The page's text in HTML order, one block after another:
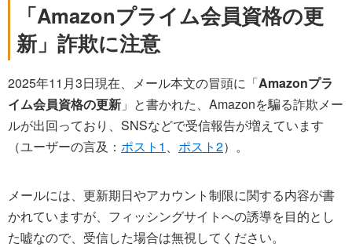
「Amazonプライム会員資格の更
新」詐欺に注意
2025年11月3日現在、メール本文の冒頭に「Amazonプラ
イム会員資格の更新 」と書かれた、Amazonを騙る詐欺メー
ルが出回っており、SNSなどで受信報告が増えています
（ユーザーの言及： ポスト1 、 ポスト2）。
メールには、更新期日やアカウント制限に関する内容が書
かれていますが、フィッシングサイトへの誘導を目的とし
た嘘なので、受信した場合は無視してください。